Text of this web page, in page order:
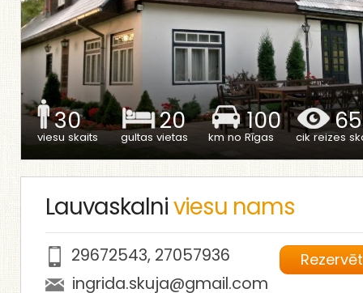
30
viesu skaits
20
gultas vietas
100
km no Rīgas cik reizes
Lauvaskalniviesu nams
Rezervēt
29672543, 27057936
ingrida.skuja@gmail.com